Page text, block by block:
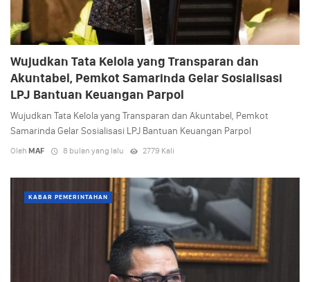
Wujudkan Tata Kelola yang Transparan dan
Akuntabel, Pemkot Samarinda Gelar Sosialisasi
LPJ Bantuan Keuangan Parpol
Wujudkan Tata Kelola yang Transparan dan Akuntabel, Pemkot
Samarinda Gelar Sosialisasi LPJ Bantuan Keuangan Parpol
Oleh MAF 8 bulan yang lalu 2779 Kali
KABAR PEMERINTAHAN